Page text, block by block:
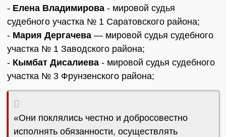
- Елена Владимирова - мировой судья
судебного участка № 1 Саратовского района;
- Мария Дергачева — мировой судья судебного
участка № 1 Заводского района;
- Кымбат Дисалиева - мировой судья судебного
участка № 3 Фрунзенского района;
«Они поклялись честно и добросовестно
исполнять обязанности, осуществлять